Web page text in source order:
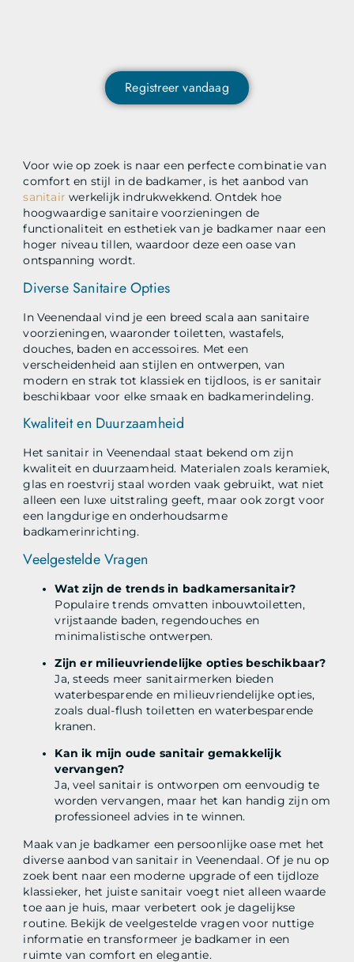
Voor wie op zoek is naar een perfecte combinatie van
comfort en stijl in de badkamer, is het aanbod van
sanitair werkelijk indrukwekkend. Ontdek hoe
hoogwaardige sanitaire voorzieningen de
functionaliteit en esthetiek van je badkamer naar een
hoger niveau tillen, waardoor deze een oase van
ontspanning wordt.
Diverse Sanitaire Opties
In Veenendaal vind je een breed scala aan sanitaire
voorzieningen, waaronder toiletten, wastafels,
douches, baden en accessoires. Met een
verscheidenheid aan stijlen en ontwerpen, van
modern en strak tot klassiek en tijdloos, is er sanitair
beschikbaar voor elke smaak en badkamerindeling.
Kwaliteit en Duurzaamheid
Het sanitair in Veenendaal staat bekend om zijn
kwaliteit en duurzaamheid. Materialen zoals keramiek,
glas en roestvrij staal worden vaak gebruikt, wat niet
alleen een luxe uitstraling geeft, maar ook zorgt voor
een langdurige en onderhoudsarme
badkamerinrichting.
Veelgestelde Vragen
Wat zijn de trends in badkamersanitair?
Populaire trends omvatten inbouwtoiletten,
vrijstaande baden, regendouches en
minimalistische ontwerpen.
Zijn er milieuvriendelijke opties beschikbaar?
Ja, steeds meer sanitairmerken bieden
waterbesparende en milieuvriendelijke opties,
zoals dual-flush toiletten en waterbesparende
kranen.
Kan ik mijn oude sanitair gemakkelijk
vervangen?
Ja, veel sanitair is ontworpen om eenvoudig te
worden vervangen, maar het kan handig zijn om
professioneel advies in te winnen.
Maak van je badkamer een persoonlijke oase met het
diverse aanbod van sanitair in Veenendaal. Of je nu op
zoek bent naar een moderne upgrade of een tijdloze
klassieker, het juiste sanitair voegt niet alleen waarde
toe aan je huis, maar verbetert ook je dagelijkse
routine. Bekijk de veelgestelde vragen voor nuttige
informatie en transformeer je badkamer in een
ruimte van comfort en elegantie.
Registreer vandaag